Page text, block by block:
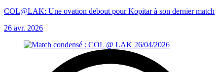
COL@LAK: Une ovation debout pour Kopitar à son dernier match
26 avr. 2026